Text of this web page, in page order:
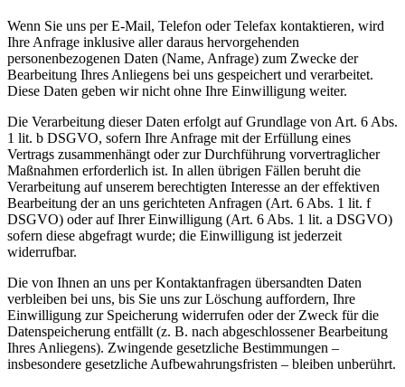
Wenn Sie uns per E-Mail, Telefon oder Telefax kontaktieren, wird
Ihre Anfrage inklusive aller daraus hervorgehenden
personenbezogenen Daten (Name, Anfrage) zum Zwecke der
Bearbeitung Ihres Anliegens bei uns gespeichert und verarbeitet.
Diese Daten geben wir nicht ohne Ihre Einwilligung weiter.
Die Verarbeitung dieser Daten erfolgt auf Grundlage von Art. 6 Abs.
1 lit. b DSGVO, sofern Ihre Anfrage mit der Erfüllung eines
Vertrags zusammenhängt oder zur Durchführung vorvertraglicher
Maßnahmen erforderlich ist. In allen übrigen Fällen beruht die
Verarbeitung auf unserem berechtigten Interesse an der effektiven
Bearbeitung der an uns gerichteten Anfragen (Art. 6 Abs. 1 lit. f
DSGVO) oder auf Ihrer Einwilligung (Art. 6 Abs. 1 lit. a DSGVO)
sofern diese abgefragt wurde; die Einwilligung ist jederzeit
widerrufbar.
Die von Ihnen an uns per Kontaktanfragen übersandten Daten
verbleiben bei uns, bis Sie uns zur Löschung auffordern, Ihre
Einwilligung zur Speicherung widerrufen oder der Zweck für die
Datenspeicherung entfällt (z. B. nach abgeschlossener Bearbeitung
Ihres Anliegens). Zwingende gesetzliche Bestimmungen –
insbesondere gesetzliche Aufbewahrungsfristen – bleiben unberührt.